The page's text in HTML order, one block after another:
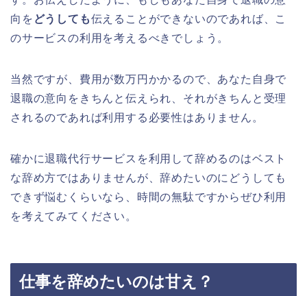
向を どうしても伝えることができないのであれば、こ
のサービスの利用を考えるべきでしょう。
当然ですが、費用が数万円かかるので、あなた自身で
退職の意向をきちんと伝えられ、それがきちんと受理
されるのであれば利用する必要性はありません。
確かに退職代行サービスを利用して辞めるのはベスト
な辞め方ではありませんが、辞めたいのにどうしても
できず悩むくらいなら、時間の無駄ですからぜひ利用
を考えてみてください。
仕事を辞めたいのは甘え？